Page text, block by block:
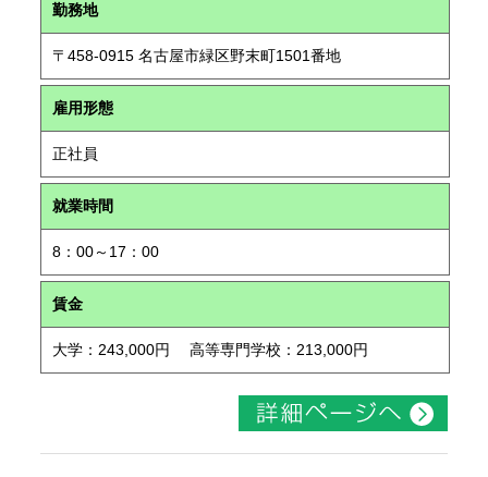
勤務地
〒458-0915 名古屋市緑区野末町1501番地
雇用形態
正社員
就業時間
8：00～17：00
賃金
大学：243,000円 高等専門学校：213,000円